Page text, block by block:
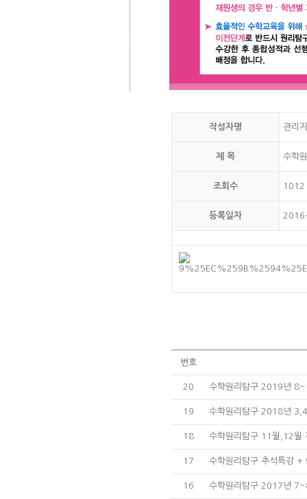
작성자명 관리자
제 목 수학
조회수 1012
등록일자
번호
20 수학원리탐구 2019년
19 수학원리탐구 2018년
18 수학원리탐구 11월,12월
17 수학원리탐구 추석특강
16 수학원리탐구 2017년